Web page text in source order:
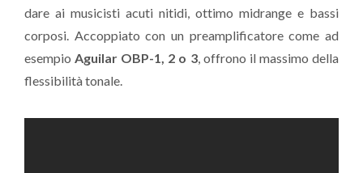
dare ai musicisti acuti nitidi, ottimo midrange e bassi
corposi. Accoppiato con un preamplificatore come ad
esempio Aguilar OBP-1, 2 o 3, offrono il massimo della
flessibilità tonale.